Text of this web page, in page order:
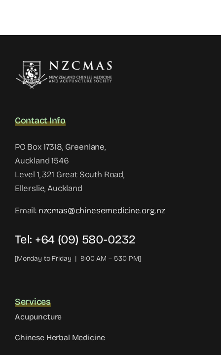
Contact Info
PO Box 17318, Greenlane,
Auckland 1546
Level 1, 321 Great South Road,
Ellerslie, Auckland
Email: nzcmas@chinesemedicine.org.nz
Tel: +64 (09) 580-0232
[Monday to Friday | 9:00 AM – 5:30 PM]
Services
Acupuncture
Chinese Herbal Medicine